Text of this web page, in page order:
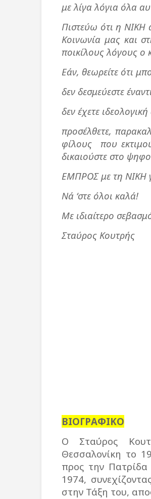
με λίγα λόγια όλα
Πιστεύω ότι η ΝΙΚΗ
Κοινωνία μας και
ποικίλους λόγους ο
Εάν, θεωρείτε ότι
δεν δεσμεύεστε
δεν έχετε
προσέλθετε,
φίλους
που
δικαιούστε στο
ΕΜΠΡΟΣ με τη ΝΙΚΗ
Νά ‘στε όλοι καλά!
Με ιδιαίτερο
Σταύρος Κουτρής
ΒΙΟΓΡΑΦΙΚΟ
Ο Σταύρος
Θεσσαλονίκη το
προς την
1974,
στην Τάξη του,